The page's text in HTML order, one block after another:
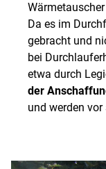
Da es im
gebracht und
bei
etwa durch
der
und werden